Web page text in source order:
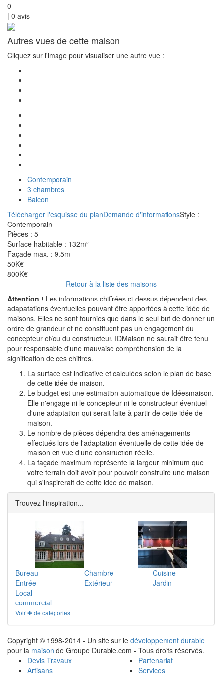
0
| 0 avis
Autres vues de cette maison
Cliquez sur l'image pour visualiser une autre vue :
Contemporain
3 chambres
Balcon
Télécharger l'esquisse du planDemande d'informationsStyle :
Contemporain
Pièces : 5
Surface habitable : 132m²
Façade max. : 9.5m
50K€
800K€
Retour à la liste des maisons
Attention ! Les informations chiffrées ci-dessus dépendent des
adapatations éventuelles pouvant être apportées à cette idée de
maisons. Elles ne sont fournies que dans le seul but de donner un
ordre de grandeur et ne constituent pas un engagement du
concepteur et/ou du constructeur. IDMaison ne saurait être tenu
pour responsable d'une mauvaise compréhension de la
signification de ces chiffres.
La surface est indicative et calculées selon le plan de base
de cette idée de maison.
Le budget est une estimation automatique de Idéesmaison.
Elle n'engage ni le concepteur ni le constructeur éventuel
d'une adaptation qui serait faite à partir de cette idée de
maison.
Le nombre de pièces dépendra des aménagements
effectués lors de l'adaptation éventuelle de cette idée de
maison en vue d'une construction réelle.
La façade maximum représente la largeur minimum que
votre terrain doit avoir pour pouvoir construire une maison
qui s'inspirerait de cette idée de maison.
Trouvez l'inspiration...
Bureau Chambre
Cuisine
Entrée
Extérieur
Jardin
Local
commercial
Voir ✚ de catégories
Copyright © 1998-2014 - Un site sur le développement durable
pour la maison de Groupe Durable.com - Tous droits réservés.
Devis Travaux
Artisans
Partenariat
Services